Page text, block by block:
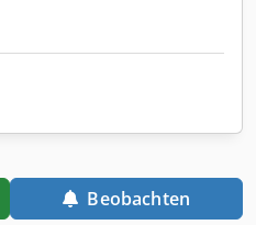
Beobachten